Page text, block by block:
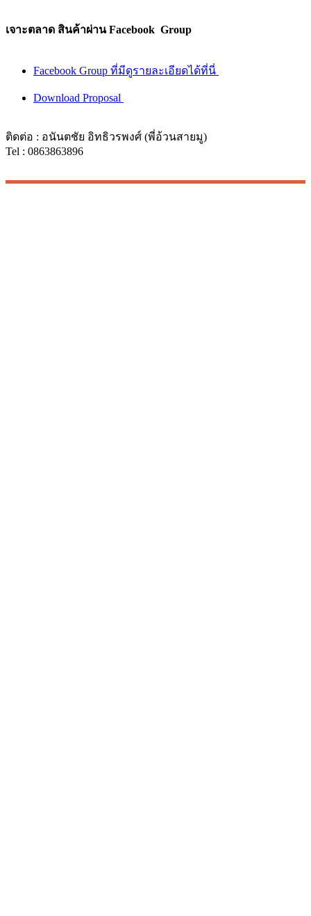
เจาะตลาด สินค้าผ่าน Facebook Group
Facebook Group ที่มีดูรายละเอียดได้ที่นี่
Download Proposal
ติดต่อ : อนันตชัย อิทธิวรพงศ์ (พี่อ้วนสายมู)
Tel : 0863863896